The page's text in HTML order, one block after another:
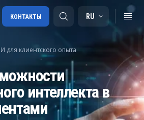
RU
КОНТАКТЫ
для клиентского опыта
интеллекта в